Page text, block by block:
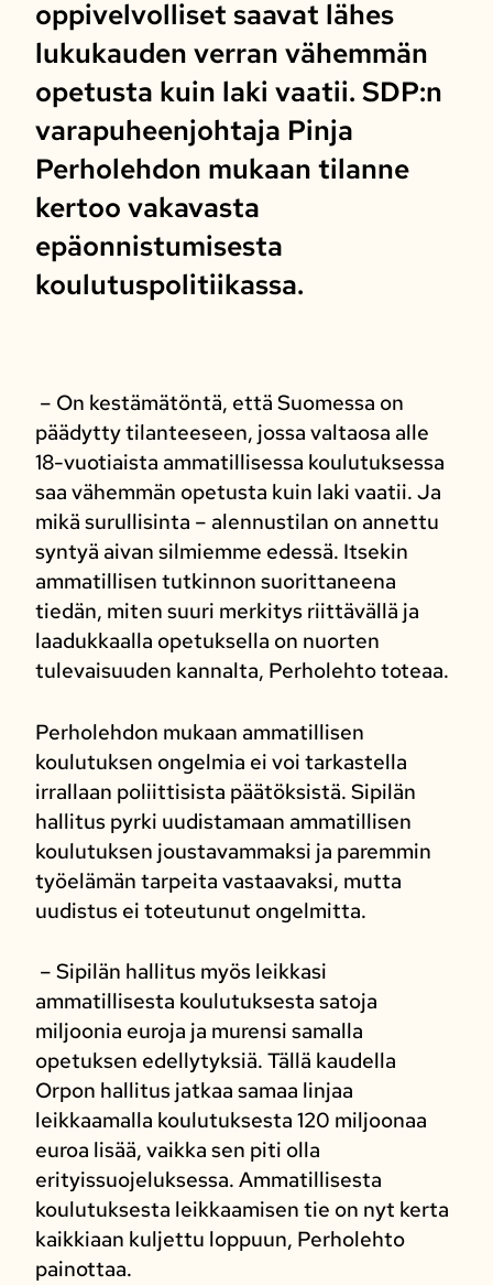
oppivelvolliset saavat lähes
lukukauden verran vähemmän
opetusta kuin laki vaatii. SDP:n
varapuheenjohtaja Pinja
Perholehdon mukaan tilanne
kertoo vakavasta
epäonnistumisesta
koulutuspolitiikassa.
– On kestämätöntä, että Suomessa on
päädytty tilanteeseen, jossa valtaosa alle
18-vuotiaista ammatillisessa koulutuksessa
saa vähemmän opetusta kuin laki vaatii. Ja
mikä surullisinta – alennustilan on annettu
syntyä aivan silmiemme edessä. Itsekin
ammatillisen tutkinnon suorittaneena
tiedän, miten suuri merkitys riittävällä ja
laadukkaalla opetuksella on nuorten
tulevaisuuden kannalta, Perholehto toteaa.
Perholehdon mukaan ammatillisen
koulutuksen ongelmia ei voi tarkastella
irrallaan poliittisista päätöksistä. Sipilän
hallitus pyrki uudistamaan ammatillisen
koulutuksen joustavammaksi ja paremmin
työelämän tarpeita vastaavaksi, mutta
uudistus ei toteutunut ongelmitta.
– Sipilän hallitus myös leikkasi
ammatillisesta koulutuksesta satoja
miljoonia euroja ja murensi samalla
opetuksen edellytyksiä. Tällä kaudella
Orpon hallitus jatkaa samaa linjaa
leikkaamalla koulutuksesta 120 miljoonaa
euroa lisää, vaikka sen piti olla
erityissuojeluksessa. Ammatillisesta
koulutuksesta leikkaamisen tie on nyt kerta
kaikkiaan kuljettu loppuun, Perholehto
painottaa.